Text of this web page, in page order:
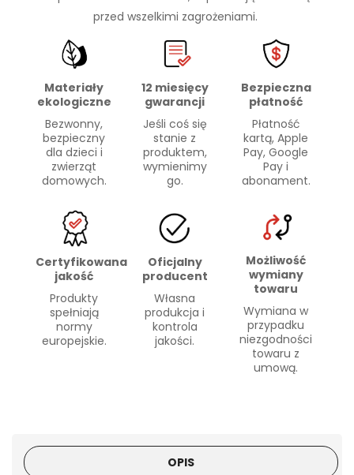
przed wszelkimi zagrożeniami.
Materiały
ekologiczne
Bezwonny,
bezpieczny
dla dzieci i
zwierząt
domowych.
12 miesięcy
gwarancji
Jeśli coś się
stanie z
produktem,
wymienimy
go.
Bezpieczna
płatność
Płatność
kartą, Apple
Pay, Google
Pay i
abonament.
Certyfikowana
jakość
Produkty
spełniają
normy
europejskie.
Oficjalny
producent
Własna
produkcja i
kontrola
jakości.
Możliwość
wymiany
towaru
Wymiana w
przypadku
niezgodności
towaru z
umową.
OPIS